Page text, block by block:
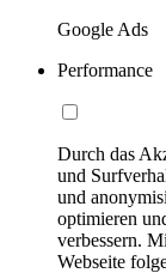
Google Ads
Performance
Durch das
und
und
optimieren
verbessern.
Webseite